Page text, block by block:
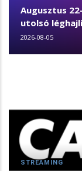
Augusztus
utolsó
2026-08-05
STREAMING